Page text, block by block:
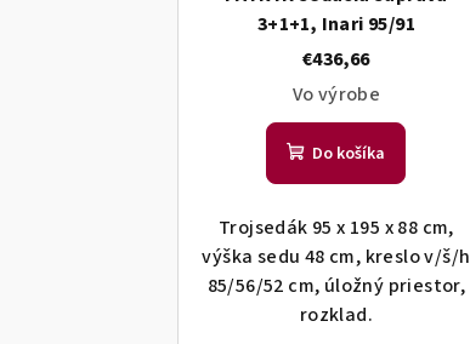
3+1+1, Inari 95/91
€436,66
Vo výrobe
Do košíka
Trojsedák 95 x 195 x 88 cm,
výška sedu 48 cm, kreslo v/š/h
85/56/52 cm, úložný priestor,
rozklad.